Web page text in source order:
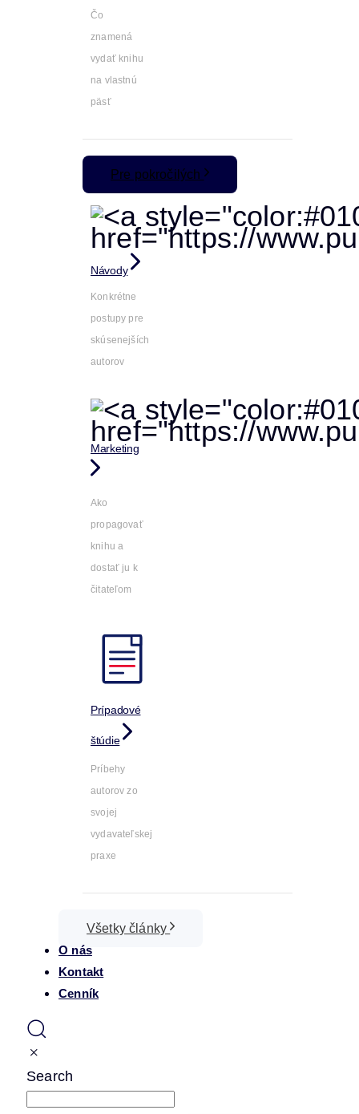
Čo
znamená
vydať knihu
na vlastnú
päsť
Pre pokročilých
Návody
Konkrétne
postupy pre
skúsenejších
autorov
Marketing
Ako
propagovať
knihu a
dostať ju k
čitateľom
Prípadové
štúdie
Príbehy
autorov zo
svojej
vydavateľskej
praxe
Všetky články
O nás
Kontakt
Cenník
Search